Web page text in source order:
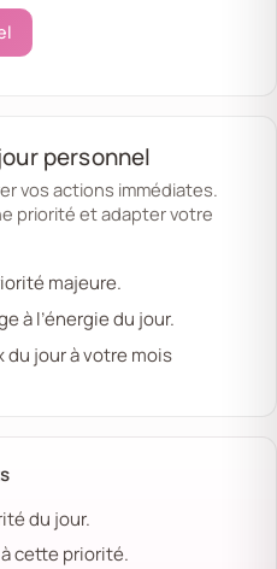
personnel
vos actions immédiates.
priorité et adapter votre
majeure.
à l’énergie du jour.
du jour à votre mois
du jour.
cette priorité.